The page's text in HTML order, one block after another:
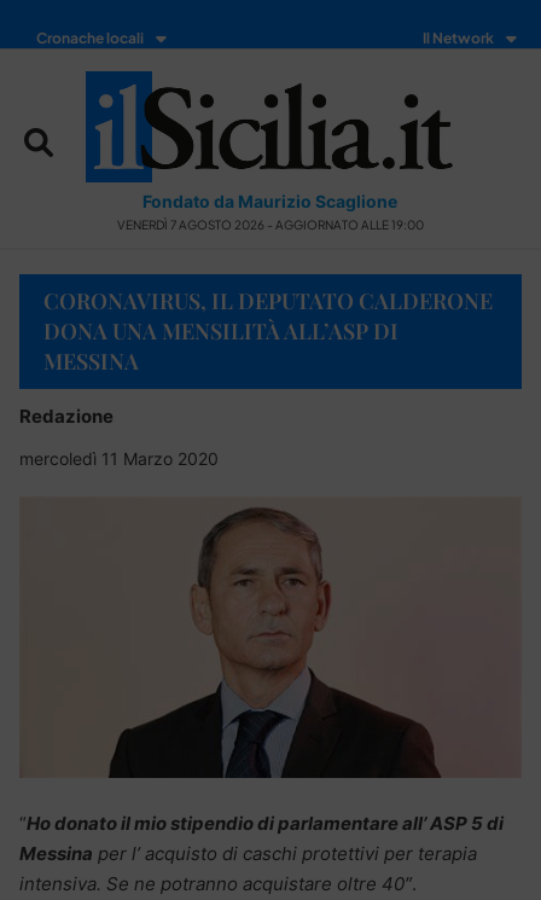
Cronache locali Il Network
Fondato da Maurizio Scaglione
VENERDÌ 7 AGOSTO 2026 - AGGIORNATO ALLE 19:00
CORONAVIRUS, IL DEPUTATO CALDERONE
DONA UNA MENSILITÀ ALL’ASP DI
MESSINA
Redazione
mercoledì 11 Marzo 2020
“Ho donato il mio stipendio di parlamentare all’ ASP 5 di
Messina per l’ acquisto di caschi protettivi per terapia
intensiva. Se ne potranno acquistare oltre 40″.